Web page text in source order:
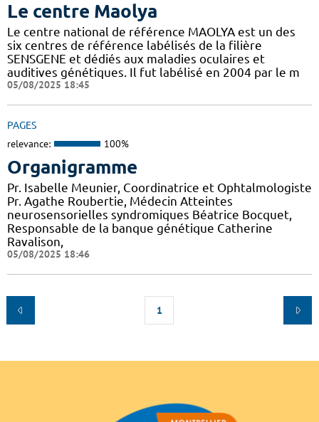
Le centre Maolya
Le centre national de référence MAOLYA est un des
six centres de référence labélisés de la filière
SENSGENE et dédiés aux maladies oculaires et
auditives génétiques. Il fut labélisé en 2004 par le m
05/08/2025 18:45
PAGES
relevance: 100%
Organigramme
Pr. Isabelle Meunier, Coordinatrice et Ophtalmologiste
Pr. Agathe Roubertie, Médecin Atteintes
neurosensorielles syndromiques Béatrice Bocquet,
Responsable de la banque génétique Catherine
Ravalison,
05/08/2025 18:46
1